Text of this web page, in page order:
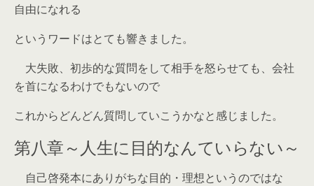
自由になれる
というワードはとても響きました。
大失敗、初歩的な質問をして相手を怒らせても、会社
を首になるわけでもないので
これからどんどん質問していこうかなと感じました。
第八章～人生に目的なんていらない～
自己啓発本にありがちな目的・理想というのではな